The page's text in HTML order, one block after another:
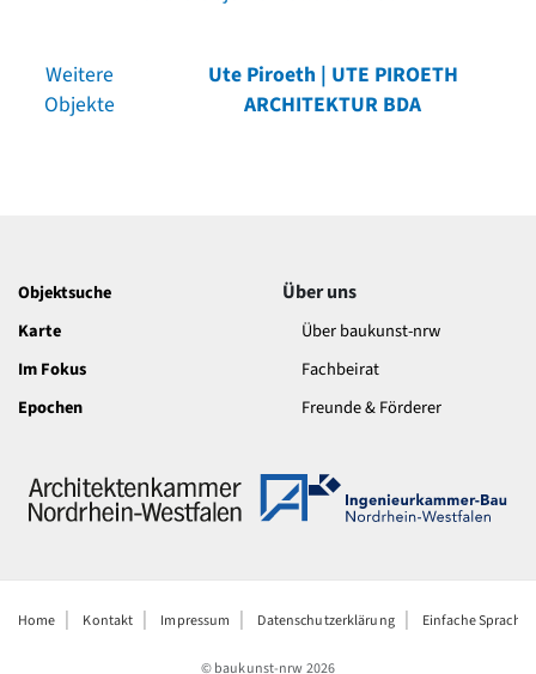
Weitere
Objekte
Ute Piroeth | UTE PIROETH
ARCHITEKTUR BDA
Objektsuche
Karte
Im Fokus
Epochen
Über uns
Über baukunst-nrw
Fachbeirat
Freunde & Förderer
Home Kontakt Impressum Datenschutzerklärung Einfache Sprache
© baukunst-nrw2026